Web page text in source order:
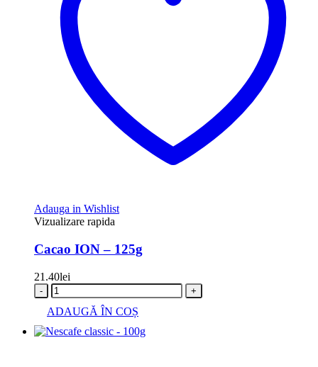
Adauga in Wishlist
Vizualizare rapida
Cacao ION – 125g
21.40lei
- +
ADAUGĂ ÎN COȘ